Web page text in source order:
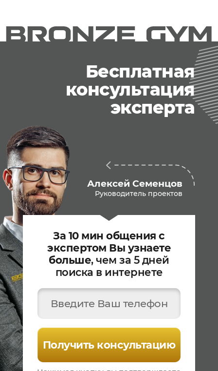
Бесплатная
консультация
эксперта
Алексей Семенцов
Руководитель проектов
За 10 мин общения с
экспертом Вы узнаете
больше, чем за 5 дней
поиска в интернете
Введите Ваш телефон
Получить консультацию